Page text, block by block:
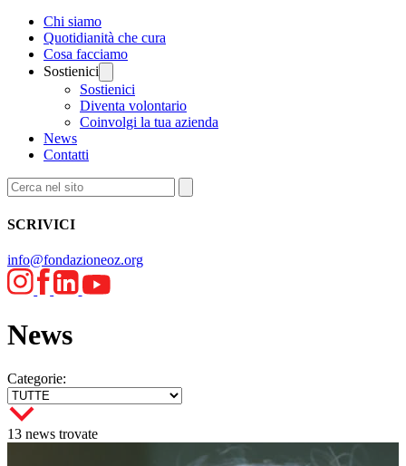
Chi siamo
Quotidianità che cura
Cosa facciamo
Sostienici
Sostienici
Diventa volontario
Coinvolgi la tua azienda
News
Contatti
SCRIVICI
info@fondazioneoz.org
News
Categorie:
13 news trovate